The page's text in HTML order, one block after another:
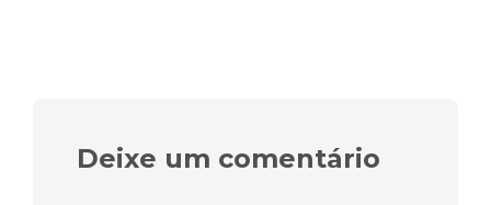
Deixe um comentário